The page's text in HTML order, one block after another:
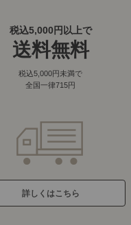
税込5,000円以上で
送料無料
税込5,000円未満で
全国一律715円
詳しくはこちら